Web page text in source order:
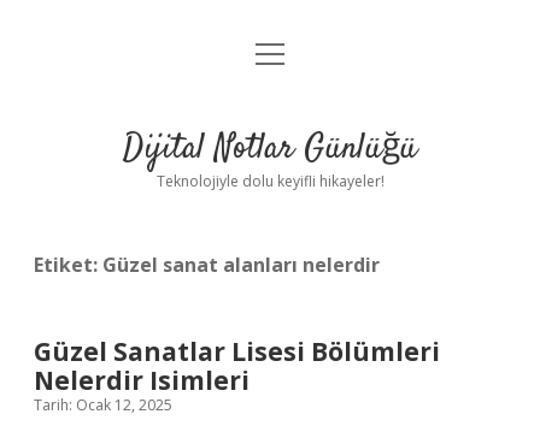
Anasayfa
Yasal Uyarı
menüyü
Dijital Notlar Günlüğü
Teknolojiyle dolu keyifli hikayeler!
Etiket: Güzel sanat alanları nelerdir
Güzel Sanatlar Lisesi Bölümleri
Nelerdir Isimleri
Tarih: Ocak 12, 2025